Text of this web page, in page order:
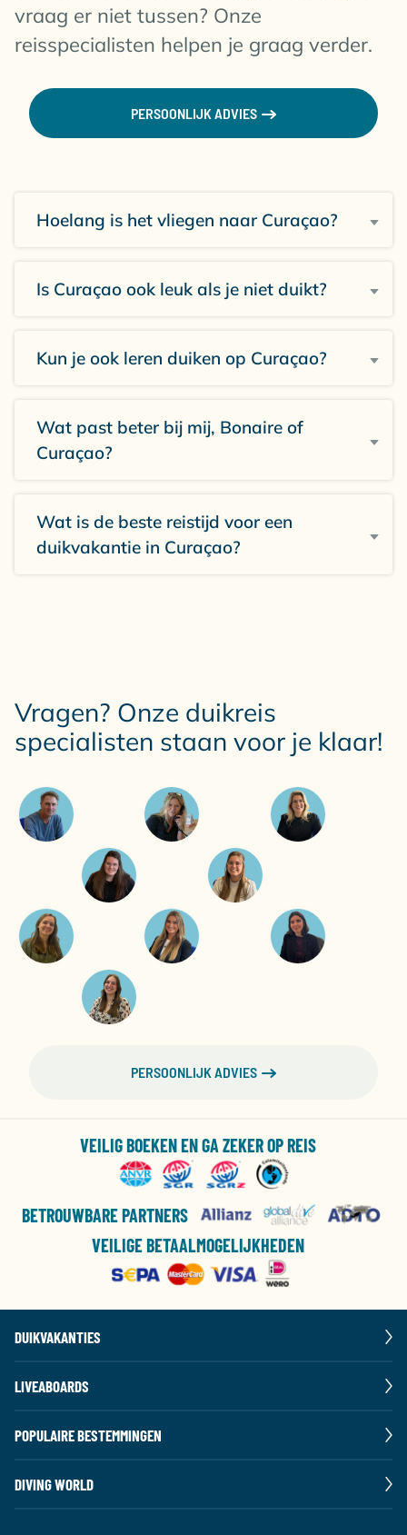
vraag er niet tussen? Onze
reisspecialisten helpen je graag verder.
PERSOONLIJK ADVIES
Hoelang is het vliegen naar Curaçao?
Is Curaçao ook leuk als je niet duikt?
Kun je ook leren duiken op Curaçao?
Wat past beter bij mij, Bonaire of
Curaçao?
Wat is de beste reistijd voor een
duikvakantie in Curaçao?
Vragen? Onze duikreis
specialisten staan voor je klaar!
PERSOONLIJK ADVIES
VEILIG BOEKEN EN GA ZEKER OP REIS
BETROUWBARE PARTNERS
VEILIGE BETAALMOGELIJKHEDEN
DUIKVAKANTIES
LIVEABOARDS
POPULAIRE BESTEMMINGEN
DIVING WORLD